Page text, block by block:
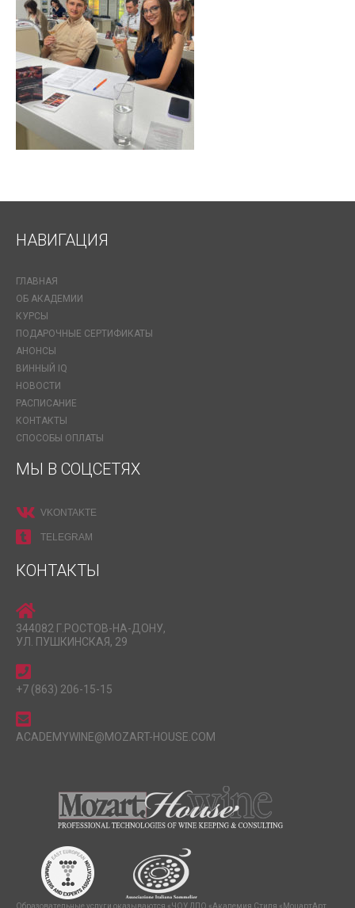
НАВИГАЦИЯ
ГЛАВНАЯ
ОБ АКАДЕМИИ
КУРСЫ
ПОДАРОЧНЫЕ СЕРТИФИКАТЫ
АНОНСЫ
ВИННЫЙ IQ
НОВОСТИ
РАСПИСАНИЕ
КОНТАКТЫ
СПОСОБЫ ОПЛАТЫ
МЫ В СОЦСЕТЯХ
VKONTAKTE
TELEGRAM
КОНТАКТЫ
344082 Г.РОСТОВ-НА-ДОНУ,
УЛ. ПУШКИНСКАЯ, 29
+7 (863) 206-15-15
ACADEMYWINE@MOZART-HOUSE.COM
Образовательные услуги оказываются «ЧОУ ДПО «Академия Стиля «МоцартАрт